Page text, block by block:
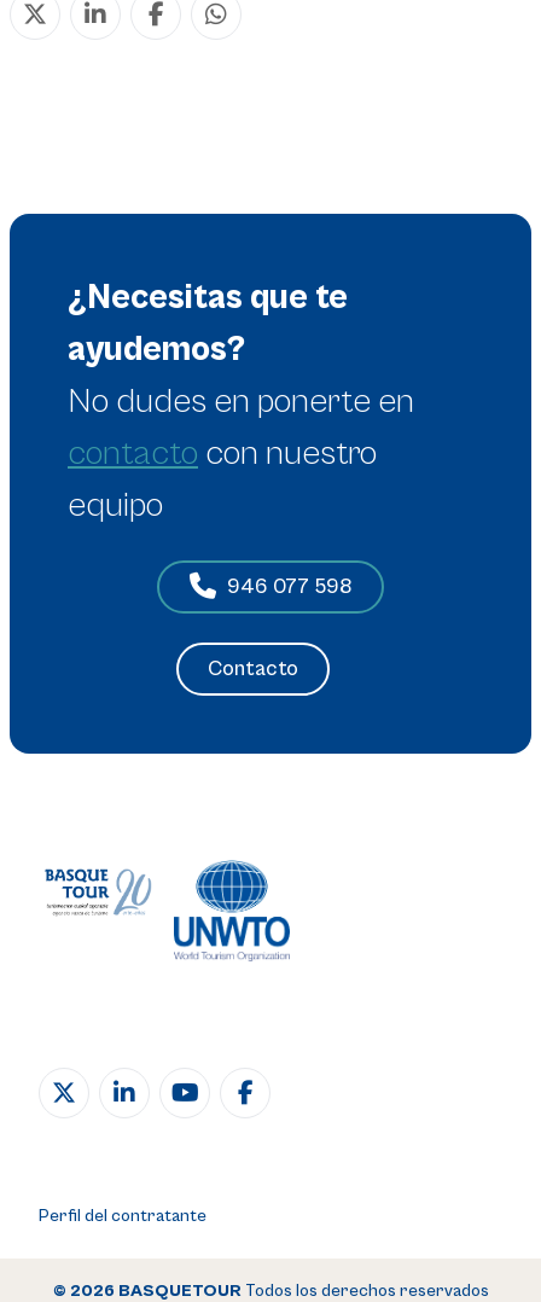
¿Necesitas que te
ayudemos?
No dudes en ponerte en
contacto con nuestro
equipo
946 077 598
Contacto
Perfil del contratante
© 2026 BASQUETOURTodos los derechos reservados